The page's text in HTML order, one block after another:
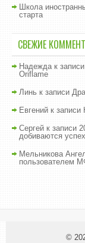
Школа
старта
СВЕЖИЕ
Надеждак записи
Oriflame
Линь к записи
Евгений к записи
Сергей к записи
добиваются
Мельникова
пользователем
©